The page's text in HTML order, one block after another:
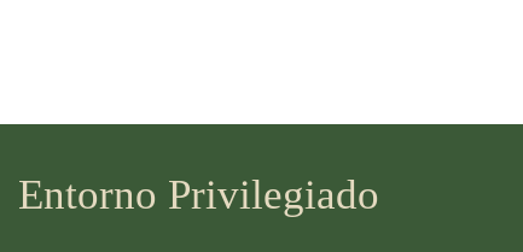
Entorno Privilegiado